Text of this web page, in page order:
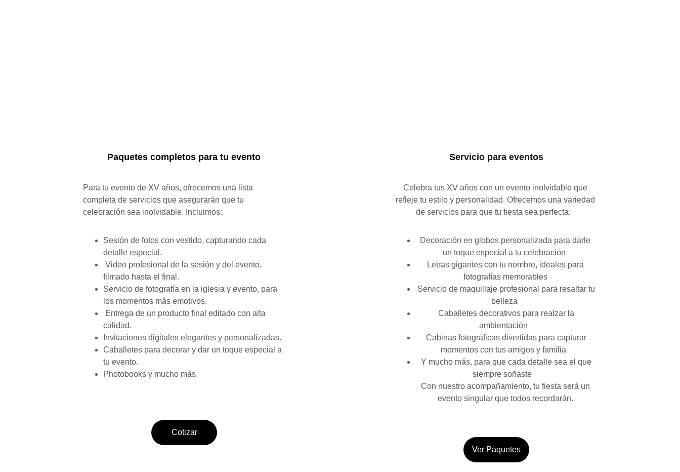
Servicio para eventos
Celebra tus XV años con un evento inolvidable que
refleje tu estilo y personalidad. Ofrecemos una variedad
de servicios para que tu fiesta sea perfecta:
Decoración en globos personalizada para darle
un toque especial a tu celebración
Letras gigantes con tu nombre, ideales para
fotografías memorables
belleza
Caballetes decorativos para realzar la
ambientación
Cabinas fotográficas divertidas para capturar
momentos con tus amigos y familia
Y mucho más, para que cada detalle sea el que
siempre soñaste
Con nuestro acompañamiento, tu fiesta será un
evento singular que todos recordarán.
Paquetes completos para tu evento
Para tu evento de XV años, ofrecemos una lista
completa de servicios que asegurarán que tu
celebración sea inolvidable. Incluimos:
Sesión de fotos con vestido, capturando cada
detalle especial.
Video profesional de la sesión y del evento,
filmado hasta el final.
Servicio de fotografía en la iglesia y evento, para
los momentos más emotivos.
calidad.
Invitaciones digitales elegantes y personalizadas.
Caballetes para decorar y dar un toque especial a
tu evento.
Photobooks y mucho más.
Cotizar
Ver Paquetes